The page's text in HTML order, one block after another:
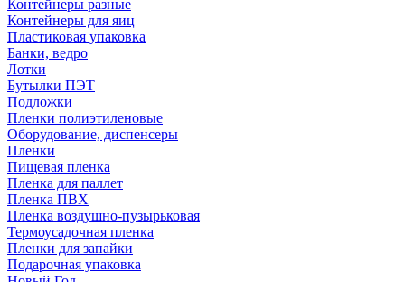
Контейнеры разные
Контейнеры для яиц
Пластиковая упаковка
Банки, ведро
Лотки
Бутылки ПЭТ
Подложки
Пленки полиэтиленовые
Оборудование, диспенсеры
Пленки
Пищевая пленка
Пленка для паллет
Пленка ПВХ
Пленка воздушно-пузырьковая
Термоусадочная пленка
Пленки для запайки
Подарочная упаковка